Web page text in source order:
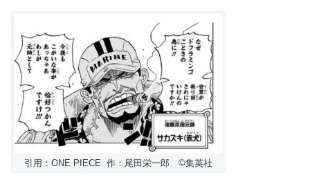
引用：ONE PIECE 作：尾田栄一郎 ©️集英社